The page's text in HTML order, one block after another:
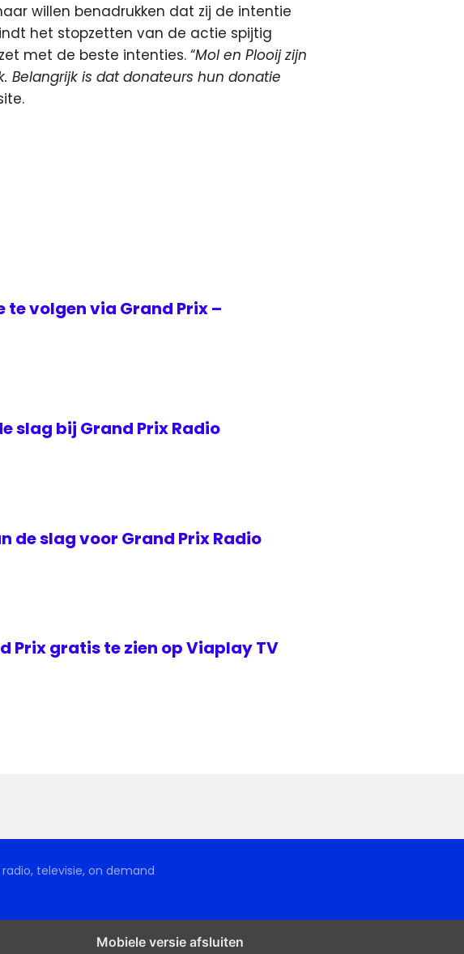
willen benadrukken dat zij de intentie
het stopzetten van de actie spijtig
met de beste intenties. “Mol en Plooij zijn
Belangrijk is dat donateurs hun donatie
te volgen via Grand Prix –
slag bij Grand Prix Radio
de slag voor Grand Prix Radio
Prix gratis te zien op Viaplay TV
televisie, on demand
Mobiele versie afsluiten